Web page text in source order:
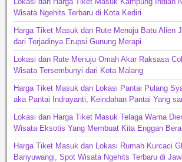
Wisata Ngehits Terbaru di Kota Kediri
Harga Tiket Masuk dan Rute Menuju Batu Alien
dari Terjadinya Erupsi Gunung Merapi
Lokasi dan Rute Menuju Omah Akar Raksasa
Wisata Tersembunyi dari Kota Malang
Harga Tiket Masuk dan Lokasi Pantai Pulang
aka Pantai Indrayanti, Keindahan Pantai Yang
Lokasi dan Harga Tiket Masuk Telaga Warna
Wisata Eksotis Yang Membuat Kita Enggan
Harga Tiket Masuk dan Lokasi Rumah Kurcaci
Banyuwangi, Spot Wisata Ngehits Terbaru di